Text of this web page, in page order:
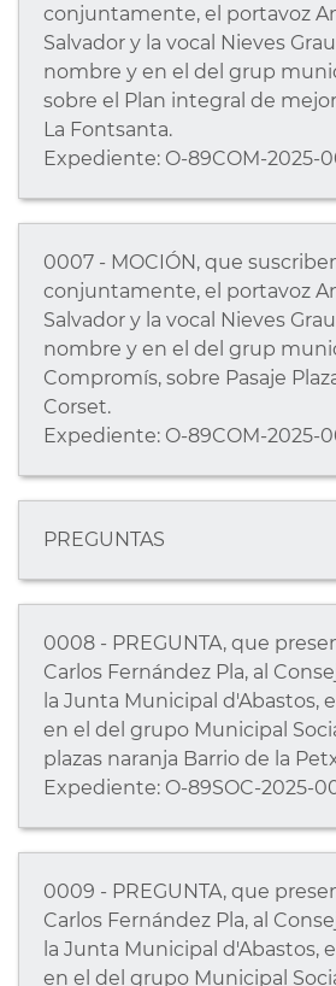
conjuntamente, el portavoz
Salvador y la vocal Nieves
nombre y en el del grup
sobre el Plan integral de
La Fontsanta.
Expediente: O-89COM-2025-
0007 - MOCIÓN, que
conjuntamente, el portavoz
Salvador y la vocal Nieves
nombre y en el del grup
Compromís, sobre Pasaje
Corset.
Expediente: O-89COM-2025-
PREGUNTAS
0008 - PREGUNTA, que
Carlos Fernández Pla, al
la Junta Municipal d'Abastos,
en el del grupo Municipal
plazas naranja Barrio de la
Expediente: O-89SOC-2025-
0009 - PREGUNTA, que
Carlos Fernández Pla, al
la Junta Municipal d'Abastos,
en el del grupo Municipal